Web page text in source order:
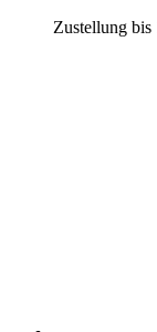
Zustellung bis